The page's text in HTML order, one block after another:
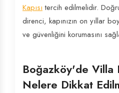
Kapısı tercih edilmelidir.
direnci, kapınızın on yıllar
ve güvenliğini korumasını
Boğazköy'de Villa
Nelere Dikkat